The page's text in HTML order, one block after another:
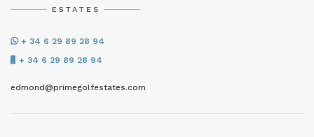
+ 34 6 29 89 28 94
+ 34 6 29 89 28 94
edmond@primegolfestates.com